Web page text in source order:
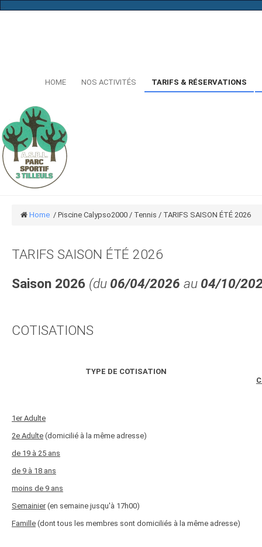
...
HOME NOS ACTIVITÉS TARIFS & RÉSERVATIONS
Home / Piscine Calypso2000 / Tennis / TARIFS SAISON ÉTÉ 2026
TARIFS SAISON ÉTÉ 2026
Saison 2026 (du 06/04/2026 au 04/10/
COTISATIONS
TYPE DE COTISATION
1er Adulte
2e Adulte (domicilié à la même adresse)
de 19 à 25 ans
de 9 à 18 ans
moins de 9 ans
Semainier(en semaine jusqu'à 17h00)
Famille (dont tous les membres sont domiciliés à la même adresse)